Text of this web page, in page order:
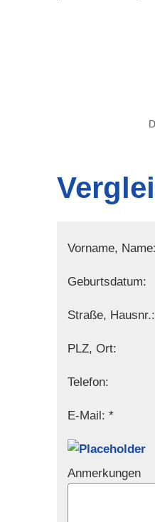
Vorname,
Geburts­datum:
Straße, Hausnr.:
PLZ, Ort:
Telefon:
E-Mail: *
Anmerkungen